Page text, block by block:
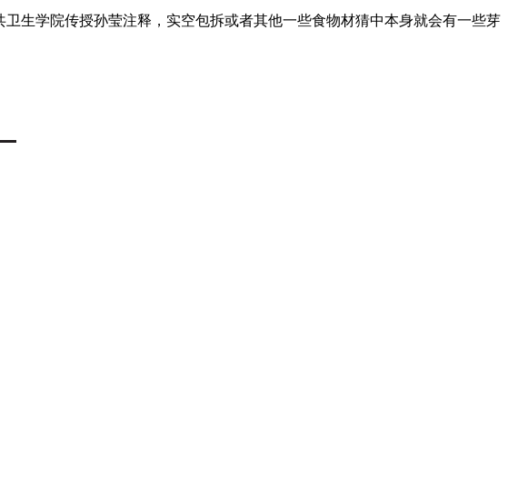
学院传授孙莹注释，实空包拆或者其他一些食物材猜中本身就会有一些芽